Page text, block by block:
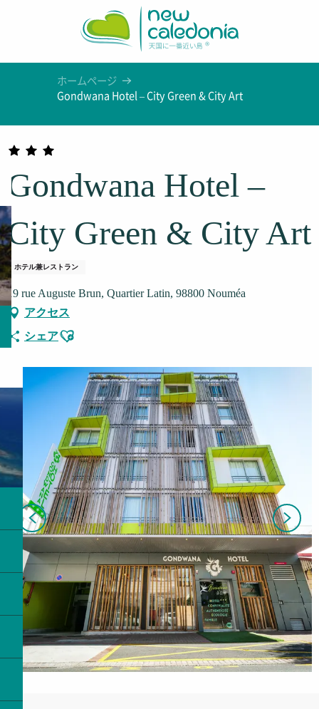
ホームページ
Gondwana Hotel – City Green & City Art
Gondwana Hotel –
City Green & City Art
ホテル兼レストラン
19 rue Auguste Brun, Quartier Latin, 98800 Nouméa
アクセス
シェアAjouter aux favoris